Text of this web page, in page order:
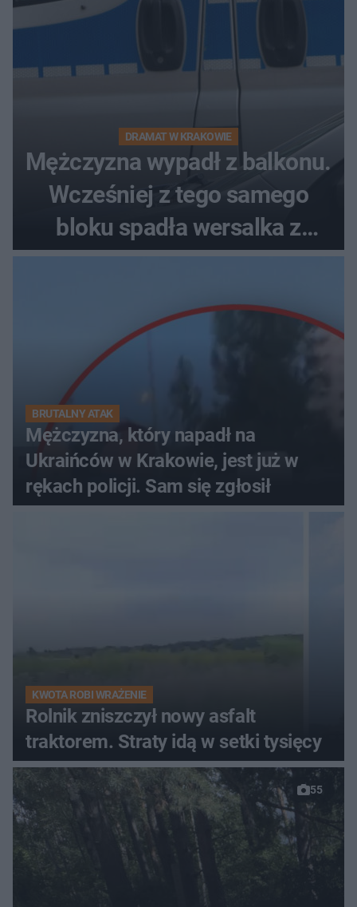
DRAMAT W KRAKOWIE
Mężczyzna wypadł z balkonu.
Wcześniej z tego samego
bloku spadła wersalka z
pościelą
BRUTALNY ATAK
Mężczyzna, który napadł na
Ukraińców w Krakowie, jest już w
rękach policji. Sam się zgłosił
KWOTA ROBI WRAŻENIE
Rolnik zniszczył nowy asfalt
traktorem. Straty idą w setki tysięcy
55